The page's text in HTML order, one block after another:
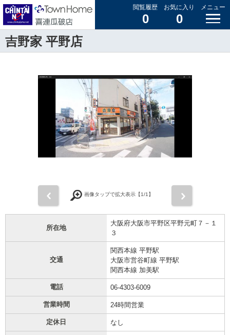
閲覧履歴
0
お気に入り
0
メニュー
吉野家 平野店
画像タップで拡大表示【1/1】
所在地
大阪府大阪市平野区平野元町７－１
３
交通
関西本線 平野駅
大阪市営谷町線 平野駅
関西本線 加美駅
電話 06-4303-6009
営業時間 24時間営業
定休日 なし